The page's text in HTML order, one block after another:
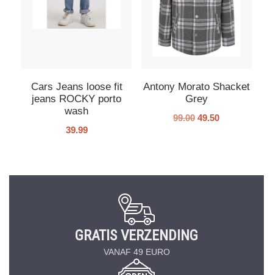
Cars Jeans loose fit
jeans ROCKY porto
wash
39.99
Antony Morato Shacket
Grey
99.00 49.50
GRATIS VERZENDING
VANAF 49 EURO